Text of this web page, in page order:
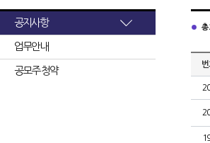
공지사항
업무안내
공모주 청약
총